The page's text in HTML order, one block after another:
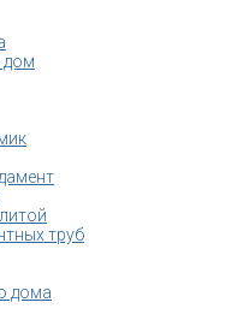
дом
труб
дома